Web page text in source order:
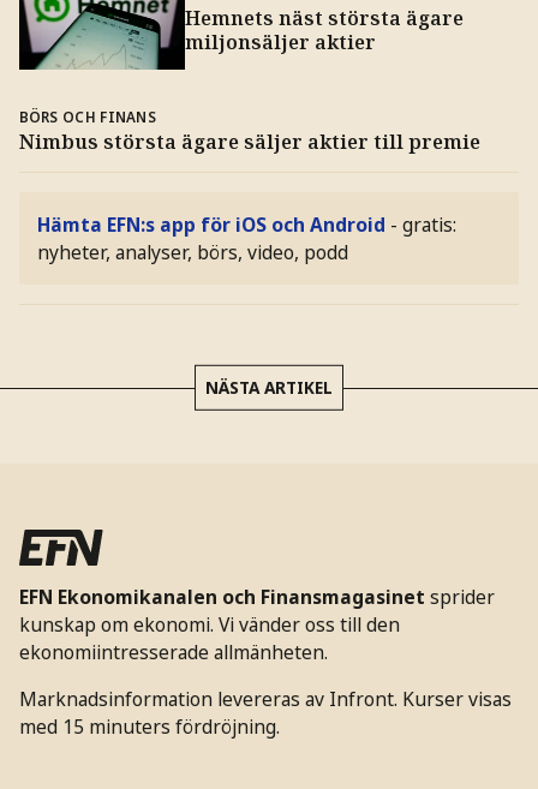
Hemnets näst största ägare
miljonsäljer aktier
BÖRS OCH FINANS
Nimbus största ägare säljer aktier till premie
Hämta EFN:s app för iOS och Android - gratis:
nyheter, analyser, börs, video, podd
NÄSTA ARTIKEL
EFN Ekonomikanalen och Finansmagasinet sprider
kunskap om ekonomi. Vi vänder oss till den
ekonomiintresserade allmänheten.
Marknadsinformation levereras av Infront. Kurser visas
med 15 minuters fördröjning.